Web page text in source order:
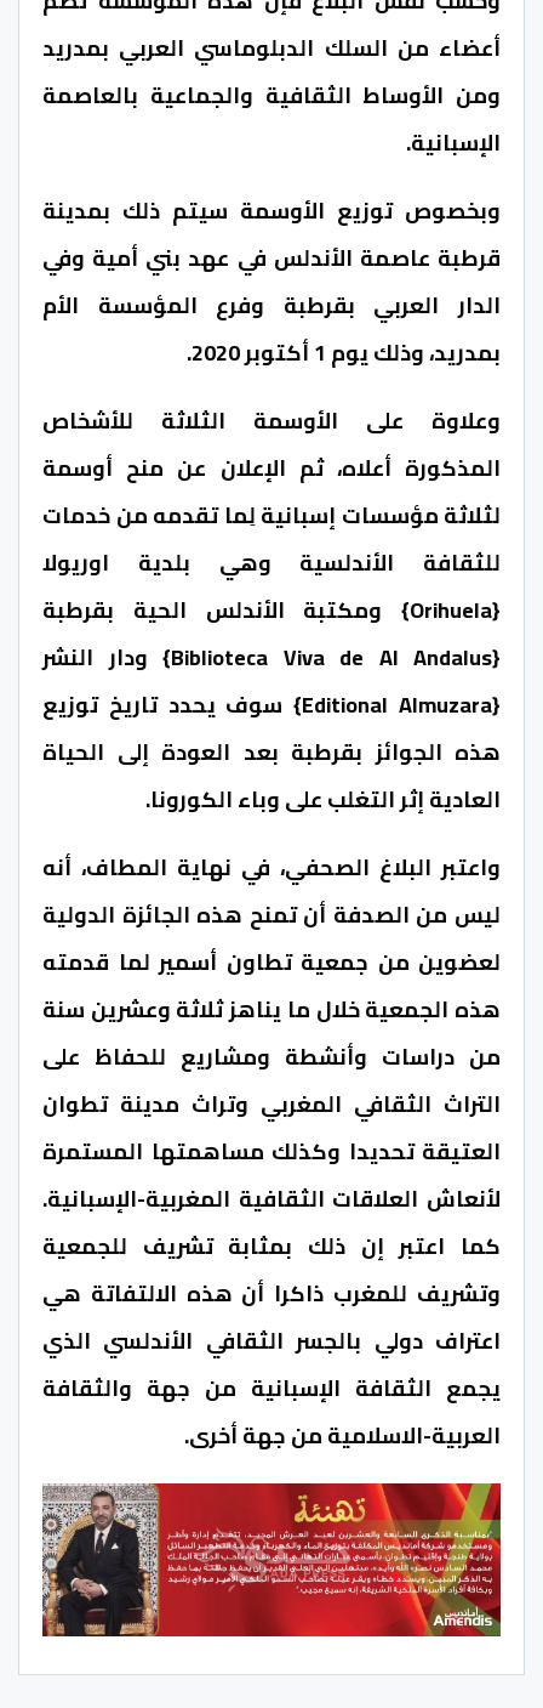
أعضاء من السلك الدبلوماسي العربي بمدريد
ومن الأوساط الثقافية والجماعية بالعاصمة
الإسبانية.
وبخصوص توزيع الأوسمة سيتم ذلك بمدينة
قرطبة عاصمة الأندلس في عهد بني أمية وفي
الدار العربي بقرطبة وفرع المؤسسة الأم
بمدريد، وذلك يوم 1 أكتوبر 2020.
وعلاوة على الأوسمة الثلاثة للأشخاص
المذكورة أعلاه، ثم الإعلان عن منح أوسمة
لثلاثة مؤسسات إسبانية لِما تقدمه من خدمات
للثقافة الأندلسية وهي بلدية اوريولا
{Orihuela} ومكتبة الأندلس الحية بقرطبة
{Biblioteca Viva de Al Andalus} ودار النشر
{Editional Almuzara} سوف يحدد تاريخ توزيع
هذه الجوائز بقرطبة بعد العودة إلى الحياة
العادية إثر التغلب على وباء الكورونا.
واعتبر البلاغ الصحفي، في نهاية المطاف، أنه
ليس من الصدفة أن تمنح هذه الجائزة الدولية
لعضوين من جمعية تطاون أسمير لما قدمته
هذه الجمعية خلال ما يناهز ثلاثة وعشرين سنة
من دراسات وأنشطة ومشاريع للحفاظ على
التراث الثقافي المغربي وتراث مدينة تطوان
العتيقة تحديدا وكذلك مساهمتها المستمرة
لأنعاش العلاقات الثقافية المغربية-الإسبانية.
كما اعتبر إن ذلك بمثابة تشريف للجمعية
وتشريف للمغرب ذاكرا أن هذه الالتفاتة هي
اعتراف دولي بالجسر الثقافي الأندلسي الذي
يجمع الثقافة الإسبانية من جهة والثقافة
العربية-الاسلامية من جهة أخرى.